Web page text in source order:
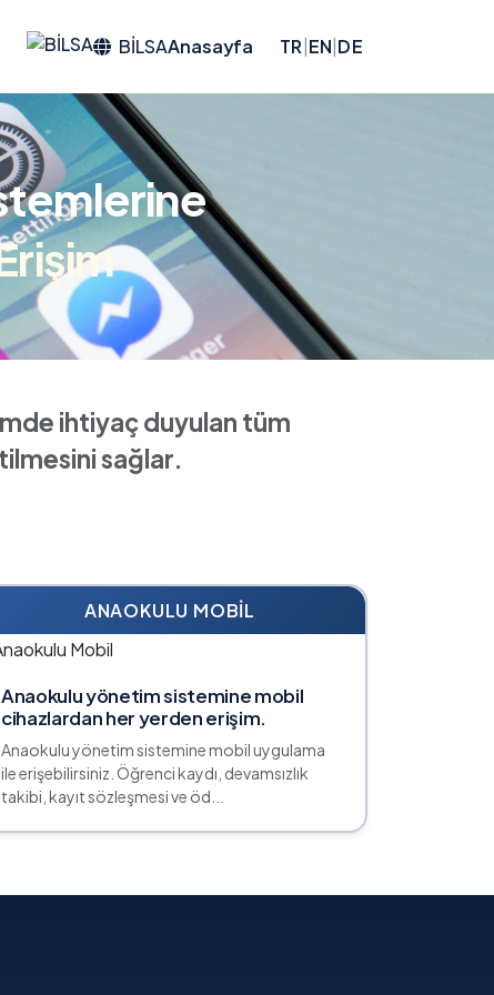
BILSAAnasayfa TR EN DE
ihtiyaç duyulan tüm
sağlar.
ANAOKULU MOBIL
Anaokulu yönetim sistemine mobil
cihazlardan her yerden erişim.
Anaokulu yönetim sistemine mobil uygulama
ile erişebilirsiniz. Öğrenci kaydı, devamsızlık
takibi, kayıt sözleşmesi ve öd...